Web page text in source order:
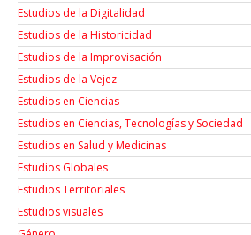
Estudios de la Digitalidad
Estudios de la Historicidad
Estudios de la Improvisación
Estudios de la Vejez
Estudios en Ciencias
Estudios en Ciencias, Tecnologías y Sociedad
Estudios en Salud y Medicinas
Estudios Globales
Estudios Territoriales
Estudios visuales